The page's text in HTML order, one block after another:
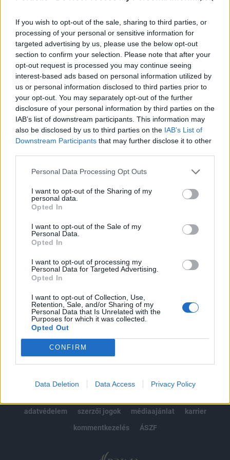
If you wish to opt-out of the sale, sharing to third parties, or
processing of your personal or sensitive information for
targeted advertising by us, please use the below opt-out
section to confirm your selection. Please note that after your
opt-out request is processed you may continue seeing
interest-based ads based on personal information utilized by
us or personal information disclosed to third parties prior to
your opt-out. You may separately opt-out of the further
disclosure of your personal information by third parties on the
IAB’s list of downstream participants. This information may
also be disclosed by us to third parties on the IAB’s List of
Downstream Participants that may further disclose it to other
Personal Data Processing Opt Outs
I want to opt-out of the Sharing of my
personal data.
Opted In
I want to opt-out of the Sale of my
Personal Data.
Opted In
I want to opt-out of processing my
Personal Data for Targeted Advertising.
Opted In
I want to opt-out of Collection, Use,
Retention, Sale, and/or Sharing of my
Personal Data that Is Unrelated with the
Purposes for which it was collected.
Opted Out
CONFIRM
Data Deletion Data Access Privacy Policy
gyakorlatilag államosított – írja a Reuters.
A pénzügyminisztérium keddi közleménye szerint Írország
305 millió euróért (mai árfolyamon mintegy 123 milliárd
forintért) értékesítette fennmaradó 2%-os részesedését az
AIB-ben. Az ország a 2000-es évek végén bekövetkezett
ingatlanpiaci összeomlás után összesen 64 milliárd eurót
(akkori GDP-jének közel 40%-át) pumpált a bankrendszerbe
a globális pénzügyi válság...
KEDVES OLVASÓNK!
Az előfizetés a következőket tartalmazza:
Portfolio.hu teljes cikkarchívum
Kötéslisták: BÉT elmúlt 2 év napon belüli
kötéslistái
Előfizetés
MÁR ELŐFIZETŐNK VAGY?BEJELENTKEZÉS
adatvédelem
szerzői jogok médiaajánlat
karrier
kommentkezelés
ÁSZF